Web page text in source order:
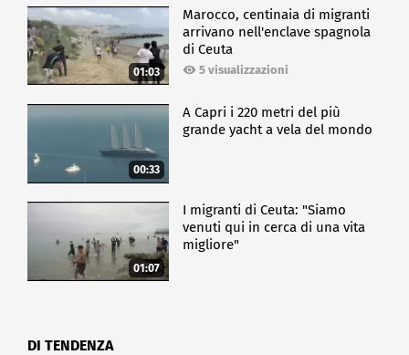
01:03
Marocco, centinaia di migranti
arrivano nell'enclave spagnola
di Ceuta
5 visualizzazioni
00:33
A Capri i 220 metri del più
grande yacht a vela del mondo
01:07
I migranti di Ceuta: "Siamo
venuti qui in cerca di una vita
migliore"
DI TENDENZA